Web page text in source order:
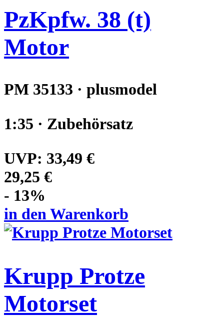
PzKpfw. 38 (t)
Motor
PM 35133 · plusmodel
1:35 · Zubehörsatz
UVP: 33,49 €
29,25 €
- 13%
in den Warenkorb
Krupp Protze
Motorset